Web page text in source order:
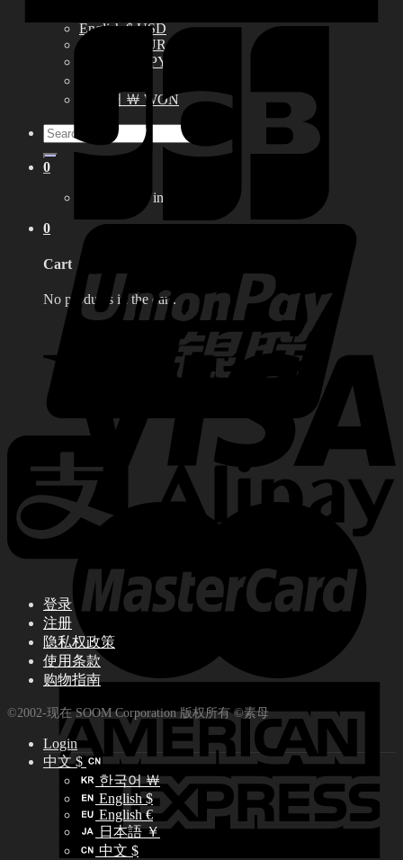
English $ USD
English € EUR
日本語 ￥ JPY
한국어 ￦ WON
Search
for:
0
No products in the cart.
0
Cart
No products in the cart.
登录
注册
隐私权政策
使用条款
购物指南
©2002-现在 SOOM Corporation 版权所有 ©素母
Login
中文 $
한국어 ￦
English $
English €
日本語 ￥
中文 $